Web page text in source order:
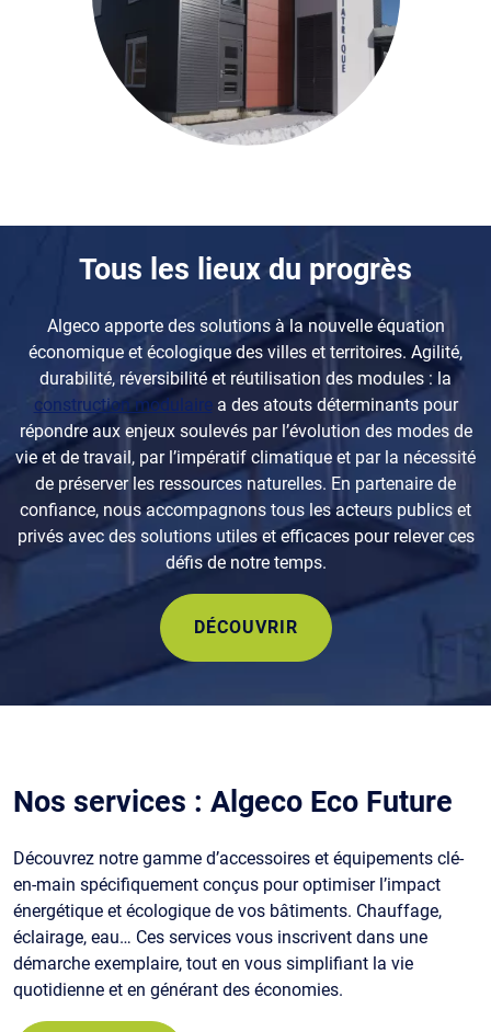
Tous les lieux du progrès
Algeco apporte des solutions à la nouvelle équation
économique et écologique des villes et territoires. Agilité,
durabilité, réversibilité et réutilisation des modules : la
construction modulairea des atouts déterminants pour
répondre aux enjeux soulevés par l’évolution des modes de
vie et de travail, par l’impératif climatique et par la nécessité
de préserver les ressources naturelles. En partenaire de
confiance, nous accompagnons tous les acteurs publics et
privés avec des solutions utiles et efficaces pour relever ces
défis de notre temps.
DÉCOUVRIR
Nos services : Algeco Eco Future
Découvrez notre gamme d’accessoires et équipements clé-
en-main spécifiquement conçus pour optimiser l’impact
énergétique et écologique de vos bâtiments. Chauffage,
éclairage, eau… Ces services vous inscrivent dans une
démarche exemplaire, tout en vous simplifiant la vie
quotidienne et en générant des économies.